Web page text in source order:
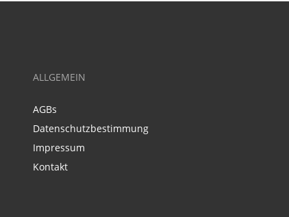
ALLGEMEIN
AGBs
Datenschutzbestimmung
Impressum
Kontakt